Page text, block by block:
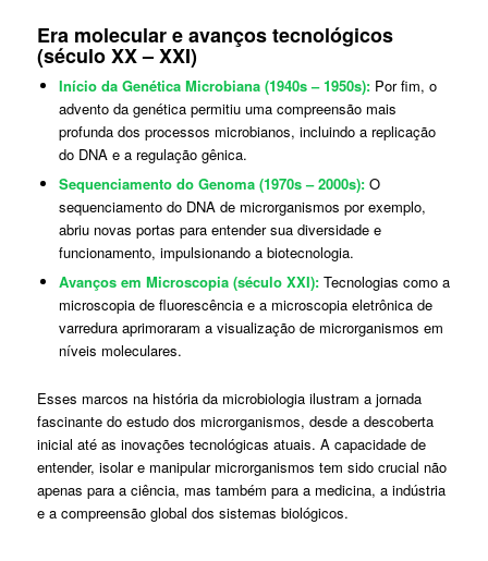
Era molecular e avanços tecnológicos
(século XX – XXI)
Início da Genética Microbiana (1940s – 1950s):Por fim, o
advento da genética permitiu uma compreensão mais
profunda dos processos microbianos, incluindo a replicação
do DNA e a regulação gênica.
Sequenciamento do Genoma (1970s – 2000s):O
sequenciamento do DNA de microrganismos por exemplo,
abriu novas portas para entender sua diversidade e
funcionamento, impulsionando a biotecnologia.
Avanços em Microscopia (século XXI):Tecnologias como a
microscopia de fluorescência e a microscopia eletrônica de
varredura aprimoraram a visualização de microrganismos em
níveis moleculares.
Esses marcos na história da microbiologia ilustram a jornada
fascinante do estudo dos microrganismos, desde a descoberta
inicial até as inovações tecnológicas atuais. A capacidade de
entender, isolar e manipular microrganismos tem sido crucial não
apenas para a ciência, mas também para a medicina, a indústria
e a compreensão global dos sistemas biológicos.